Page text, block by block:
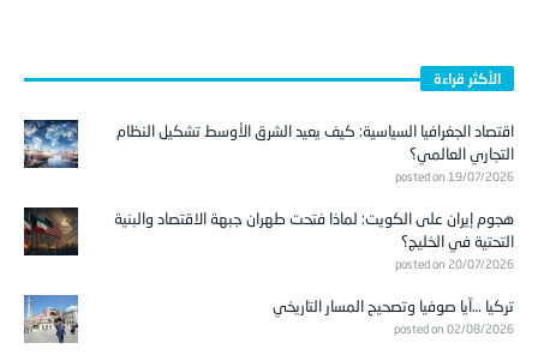
الأكثر قراءة
اقتصاد الجغرافيا السياسية: كيف يعيد الشرق الأوسط تشكيل النظام
التجاري العالمي؟
posted on 19/07/2026
هجوم إيران على الكويت: لماذا فتحت طهران جبهة الاقتصاد والبنية
التحتية في الخليج؟
posted on 20/07/2026
تركيا …آيا صوفيا وتصحيح المسار التاريخي
posted on 02/08/2026